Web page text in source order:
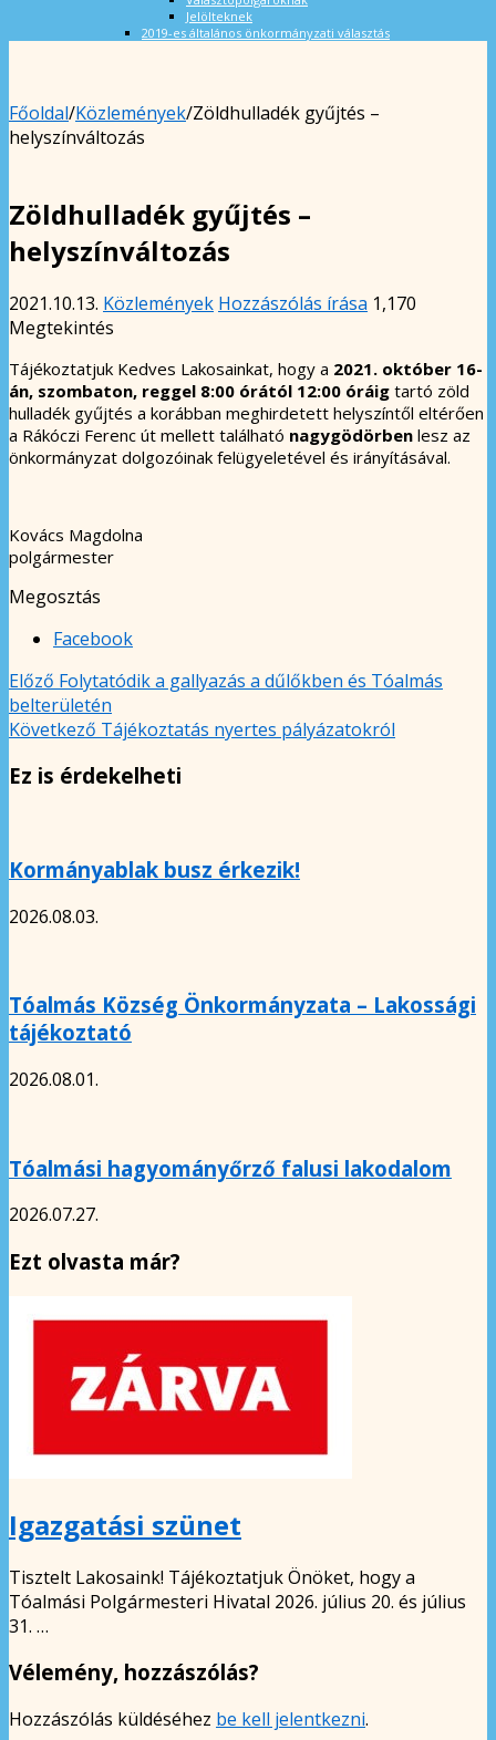
Jelölteknek
2019-es általános önkormányzati választás
Főoldal/Közlemények/Zöldhulladék gyűjtés –
helyszínváltozás
Zöldhulladék gyűjtés –
helyszínváltozás
2021.10.13. Közlemények Hozzászólás írása 1,170
Megtekintés
Tájékoztatjuk Kedves Lakosainkat, hogy a 2021. október 16-
án, szombaton, reggel 8:00 órától 12:00 óráig tartó zöld
hulladék gyűjtés a korábban meghirdetett helyszíntől eltérően
a Rákóczi Ferenc út mellett található nagygödörben lesz az
önkormányzat dolgozóinak felügyeletével és irányításával.
Kovács Magdolna
polgármester
Megosztás
Facebook
Előző Folytatódik a gallyazás a dűlőkben és Tóalmás
belterületén
Következő Tájékoztatás nyertes pályázatokról
Ez is érdekelheti
Kormányablak busz érkezik!
2026.08.03.
Tóalmás Község Önkormányzata – Lakossági
tájékoztató
2026.08.01.
Tóalmási hagyományőrző falusi lakodalom
2026.07.27.
Ezt olvasta már?
Igazgatási szünet
Tisztelt Lakosaink! Tájékoztatjuk Önöket, hogy a
Tóalmási Polgármesteri Hivatal 2026. július 20. és július
31. …
Vélemény, hozzászólás?
Hozzászólás küldéséhez be kell jelentkezni.